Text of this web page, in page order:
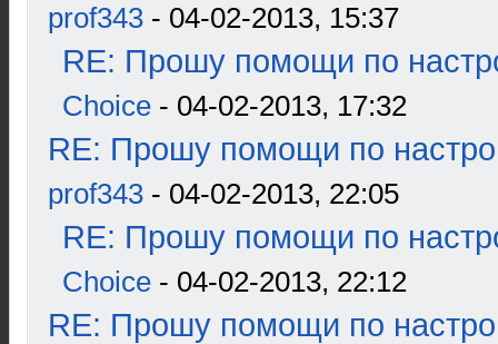
prof343 - 04-02-2013, 15:37
RE: Прошу помощи по
Choice - 04-02-2013, 17:32
RE: Прошу помощи по
prof343 - 04-02-2013, 22:05
RE: Прошу помощи по
Choice - 04-02-2013, 22:12
RE: Прошу помощи по